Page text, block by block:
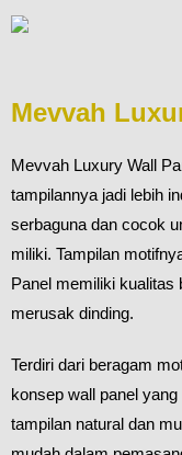
Mevvah
Mevvah Luxury Wall
tampilannya jadi lebih
serbaguna dan cocok
miliki. Tampilan
Panel memiliki kualitas
merusak dinding.
Terdiri dari beragam
konsep wall panel
tampilan natural dan